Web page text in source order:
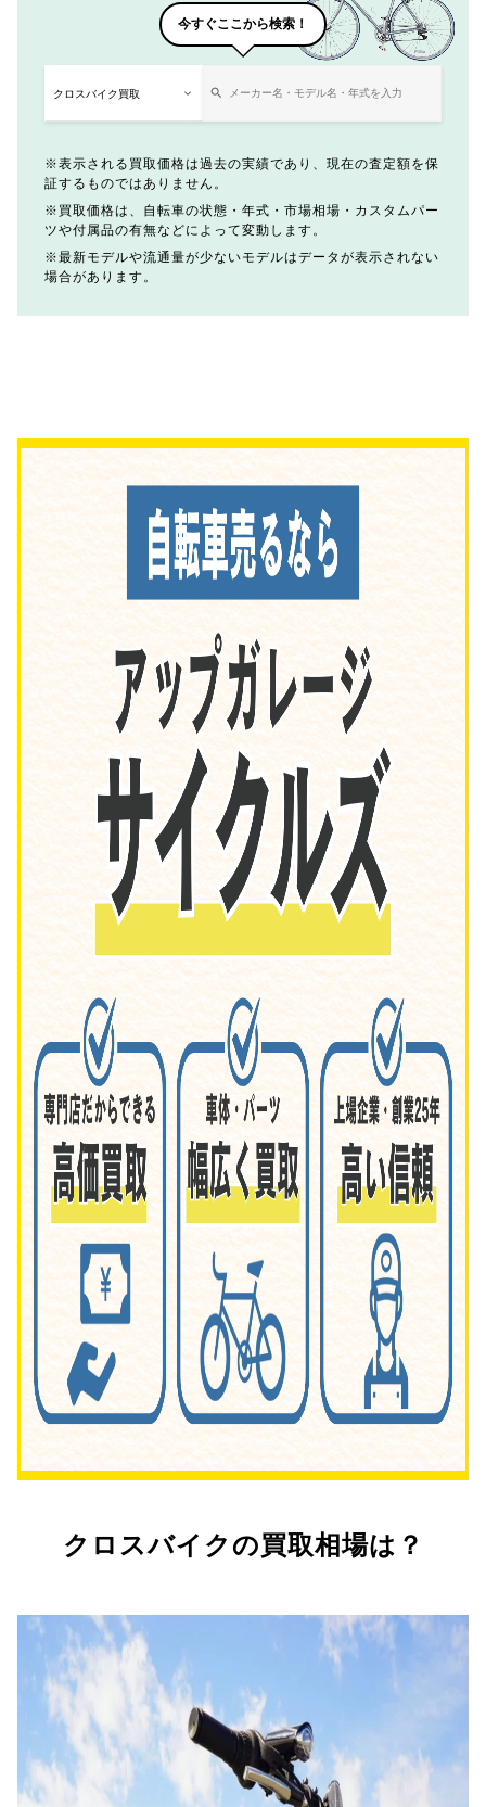
今すぐここから検索！
表示される買取価格は過去の実績であり、現在の査定額を保
証するものではありません。
買取価格は、自転車の状態・年式・市場相場・カスタムパー
ツや付属品の有無などによって変動します。
最新モデルや流通量が少ないモデルはデータが表示されない
場合があります。
クロスバイクの買取相場は？